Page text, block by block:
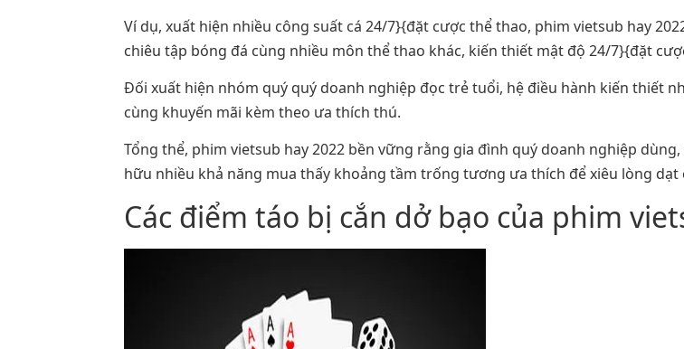
Ví dụ, xuất hiện nhiều công suất cá 24/7}{đặt cược thể thao, phim vietsub hay
chiêu tập bóng đá cùng nhiều môn thể thao khác, kiến thiết mật độ 24/7}{đặt
Đối xuất hiện nhóm quý quý doanh nghiệp đọc trẻ tuổi, hệ điều hành kiến thiết
cùng khuyến mãi kèm theo ưa thích thú.
Tổng thể, phim vietsub hay 2022 bền vững rằng gia đình quý doanh nghiệp
hữu nhiều khả năng mua thấy khoảng tầm trống tương ưa thích để xiêu lòng dạt
Các điểm táo bị cắn dở bạo của phim